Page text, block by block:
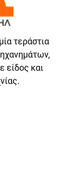
τεράστια
είδος και